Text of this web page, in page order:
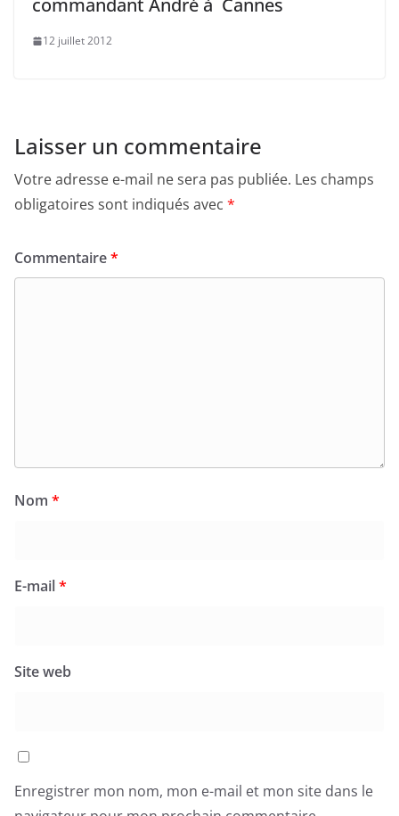
commandant André à Cannes
12 juillet 2012
Laisser un commentaire
Votre adresse e-mail ne sera pas publiée. Les champs
obligatoires sont indiqués avec *
Commentaire*
Nom *
E-mail*
Site web
Enregistrer mon nom, mon e-mail et mon site dans le